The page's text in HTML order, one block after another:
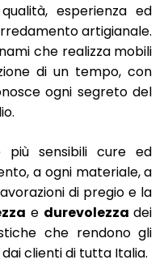
esperienza ed
artigianale.
che realizza mobili
di un tempo, con
ogni segreto del
più sensibili cure ed
a ogni materiale, a
di pregio e la
e durevolezza dei
che rendono gli
clienti di tutta Italia.